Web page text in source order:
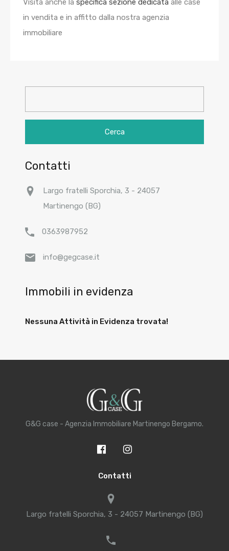
Visita anche la specifica sezione dedicata alle case
in vendita e in affitto dalla nostra agenzia
immobiliare
Contatti
Largo fratelli Sporchia, 3 - 24057
Martinengo (BG)
0363987952
info@gegcase.it
Immobili in evidenza
Nessuna Attività in Evidenza trovata!
G&G case - Agenzia Immobiliare Martinengo Bergamo.
Contatti
Largo fratelli Sporchia, 3 - 24057 Martinengo (BG)